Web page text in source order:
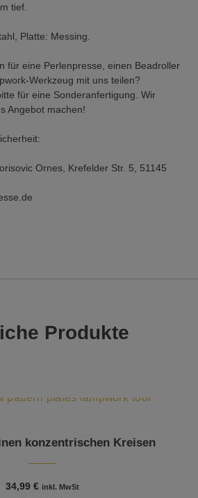
tief.
Platte: Messing.
für eine Perlenpresse, einen Beadroller
Werkzeug mit uns teilen?
für eine Sonderanfertigung. Wir
Angebot machen!
Ornes, Krefelder Str. 5, 51145
Produkte
konzentrischen Kreisen
34,99€ inkl. MwSt